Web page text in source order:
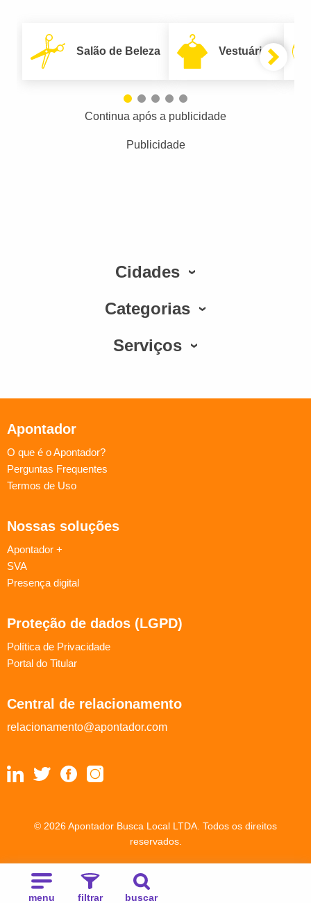
menu filtrar buscar
Salão de Beleza Vestuário
Continua após a publicidade
Publicidade
Cidades
Categorias
Serviços
Apontador
O que é o Apontador?
Perguntas Frequentes
Termos de Uso
Nossas soluções
Apontador +
SVA
Presença digital
Proteção de dados (LGPD)
Política de Privacidade
Portal do Titular
Central de relacionamento
relacionamento@apontador.com
© 2026 Apontador Busca Local LTDA. Todos os direitos
reservados.